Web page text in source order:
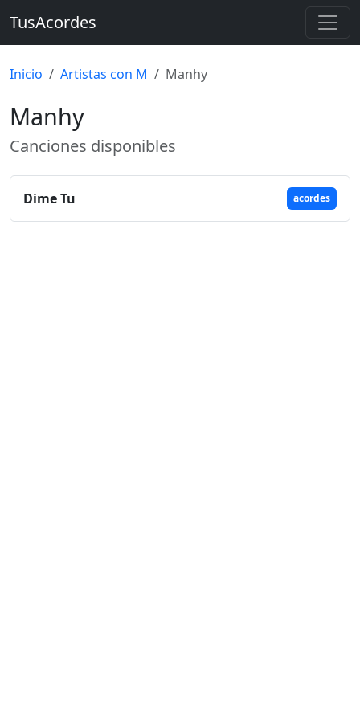
TusAcordes
Inicio Artistas con M Manhy
Manhy
Canciones disponibles
Dime Tu acordes